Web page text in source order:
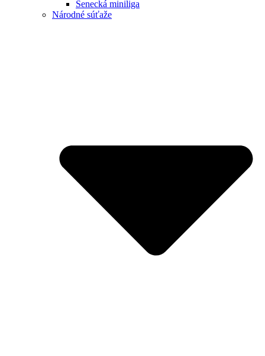
Senecká miniliga
Národné súťaže